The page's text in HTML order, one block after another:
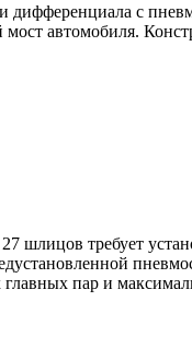
дифференциала с
автомобиля.
шлицов требует
пар и